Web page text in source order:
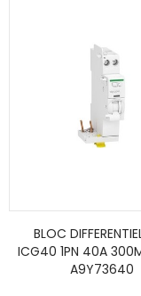
BLOC
ICG40 1PN 40A
A9Y73640